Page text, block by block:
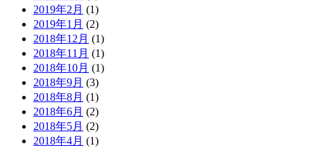
2019年2月 (1)
2019年1月 (2)
2018年12月 (1)
2018年11月 (1)
2018年10月 (1)
2018年9月 (3)
2018年8月 (1)
2018年6月 (2)
2018年5月 (2)
2018年4月 (1)